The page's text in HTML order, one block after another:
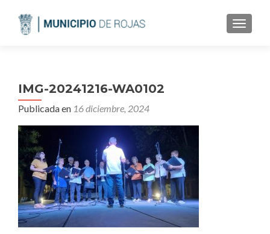
IMG-20241216-WA0102
Publicada en 16 diciembre, 2024